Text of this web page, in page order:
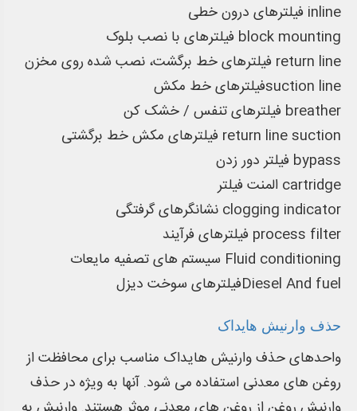
فیلترهای درون خطی inline
فیلترهای با نصب بلوک block mounting
فیلترهای خط برگشت، نصب شده روی مخزن return line
فیلترهای خط مکشsuction line
فیلترهای تنفس / خشک کن breather
فیلترهای مکش خط برگشتی return line suction
فیلتر دور زدن bypass
المنت فیلتر cartridge
نشانگرهای گرفتگی clogging indicator
فیلترهای فرآیند process filter
سیستم های تصفیه مایعات Fluid conditioning
فیلترهای سوخت دیزلDiesel And fuel
حذف وارنیش هایداک
واحدهای حذف وارنیش هایداک مناسب برای محافظت از
روغن های معدنی استفاده می شود. آنها به ویژه در حذف